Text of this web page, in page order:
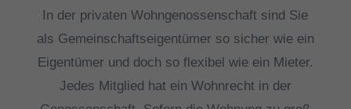
In der privaten Wohngenossenschaft sind Sie
als Gemeinschaftseigentümer so sicher wie ein
Eigentümer und doch so flexibel wie ein Mieter.
Jedes Mitglied hat ein Wohnrecht in der